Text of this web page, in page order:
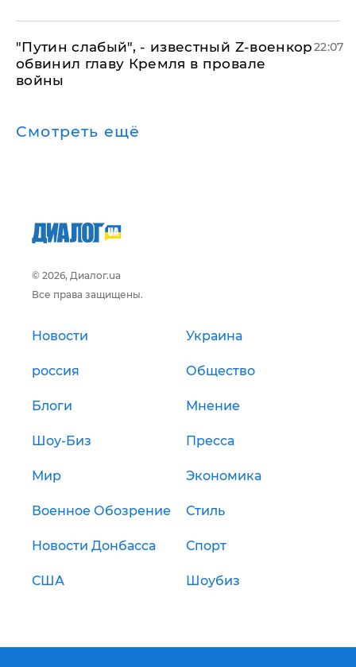
​"Путин слабый", - известный Z-военкор
обвинил главу Кремля в провале
войны
22:07
Смотреть ещё
© 2026, Диалог.ua
Все права защищены.
Новости Украина
россия Общество
Блоги Мнение
Шоу-Биз Пресса
Мир Экономика
Военное Обозрение Стиль
Новости Донбасса Спорт
США Шоубиз